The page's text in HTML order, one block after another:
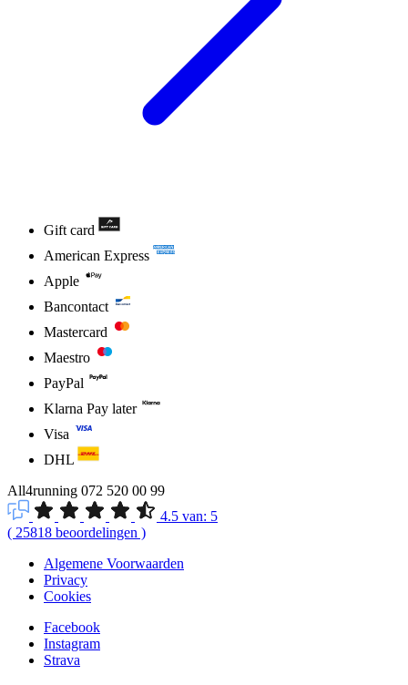
Gift card
American Express
Apple
Bancontact
Mastercard
Maestro
PayPal
Klarna Pay later
Visa
DHL
All4running 072 520 00 99
4.5 van: 5
( 25818 beoordelingen )
Algemene Voorwaarden
Privacy
Cookies
Facebook
Instagram
Strava